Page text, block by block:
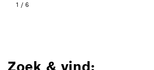
1 / 6
Zoek & vind: